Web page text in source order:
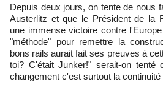
Depuis deux jours, on tente de nous
Austerlitz et que le Président de la
une immense victoire contre
"méthode" pour remettre la
bons rails aurait fait ses preuves à
toi? C'était Junker!" serait-on
changement c'est surtout la continuité